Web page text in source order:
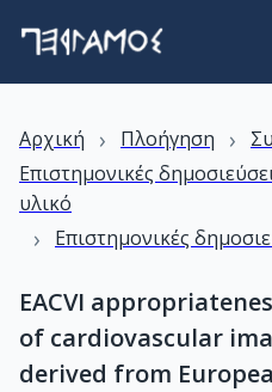
Αρχική › Πλοήγηση ›
Επιστημονικές
υλικό
› Επιστημονικές
EACVI
of cardiovascular
derived from